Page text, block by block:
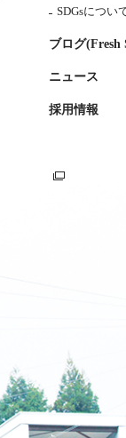
SDGsについ
ブログ(Fresh
ニュース
採用情報